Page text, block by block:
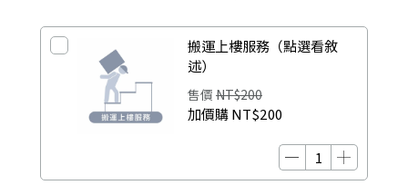
搬運上樓服務（點選看敘
述）
售價 NT$200
加價購NT$200